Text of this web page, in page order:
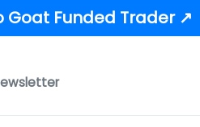
Goat Funded Trader ↗